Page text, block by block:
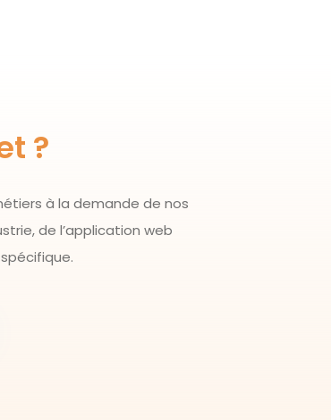
?
à la demande de nos
de l’application web